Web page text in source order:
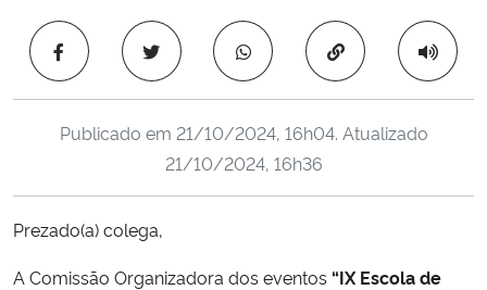
Ministério da Saúde
Ministério de Minas e Energia
Ministério da Ciência, Tecnologia, Inovações e Comunicações
Ministério do Meio Ambiente
Ministério do Turismo
Copiar para área
Publicado em 21/10/2024, 16h04. Atualizado
21/10/2024, 16h36
Prezado(a) colega,
A Comissão Organizadora dos eventos “IX Escola de